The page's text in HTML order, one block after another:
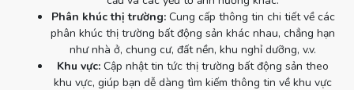
Phân khúc thị trường:Cung cấp thông tin chi tiết về các
phân khúc thị trường bất động sản khác nhau, chẳng hạn
như nhà ở, chung cư, đất nền, khu nghỉ dưỡng, v.v.
Khu vực: Cập nhật tin tức thị trường bất động sản theo
khu vực, giúp bạn dễ dàng tìm kiếm thông tin về khu vực